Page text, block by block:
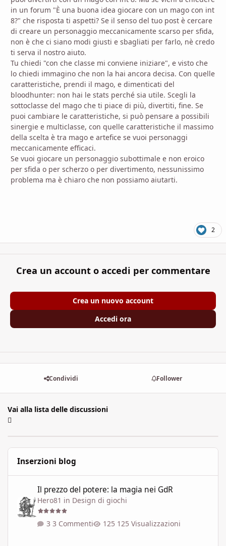
in un forum "È una buona idea giocare con un mago con int
8?" che risposta ti aspetti? Se il senso del tuo post è cercare
di creare un personaggio meccanicamente scarso per sfida,
non è che ci siano modi giusti e sbagliati per farlo, nè credo
ti serva il nostro aiuto.
Tu chiedi "con che classe mi conviene iniziare", e visto che
lo chiedi immagino che non la hai ancora decisa. Con quelle
caratteristiche, prendi il mago, e dimenticati del
bloodhunter: non hai le stats perché sia utile. Scegli la
sottoclasse del mago che ti piace di più, divertiti, fine. Se
puoi cambiare le caratteristiche, si può pensare a possibili
sinergie e multiclasse, con quelle caratteristiche il massimo
della scelta è tra mago e artefice se vuoi personaggi
meccanicamente efficaci.
Se vuoi giocare un personaggio subottimale e non eroico
per sfida o per scherzo o per divertimento, nessunissimo
problema ma è chiaro che non possiamo aiutarti.
2
Crea un account o accedi per commentare
Crea un nuovo account
Accedi ora
Condividi Follower
Vai alla lista delle discussioni
Inserzioni blog
Il prezzo del potere: la magia nei GdR
Hero81 in Design di giochi
3 Commenti 125 Visualizzazioni